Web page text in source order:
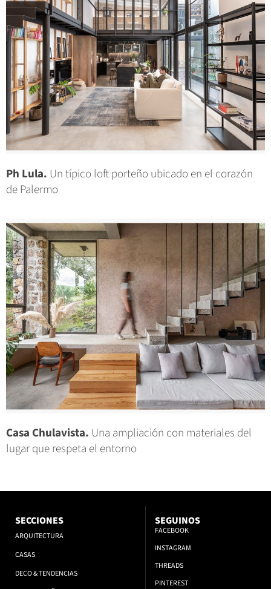
Ph Lula. Un típico loft porteño ubicado en el corazón
de Palermo
Casa Chulavista. Una ampliación con materiales del
lugar que respeta el entorno
SECCIONES
ARQUITECTURA
CASAS
DECO & TENDENCIAS
SEGUINOS
FACEBOOK
INSTAGRAM
THREADS
PINTEREST